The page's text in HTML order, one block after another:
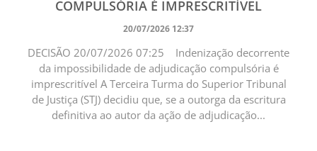
COMPULSÓRIA É IMPRESCRITÍVEL
20/07/2026 12:37
DECISÃO 20/07/2026 07:25 Indenização decorrente
da impossibilidade de adjudicação compulsória é
imprescritível A Terceira Turma do Superior Tribunal
de Justiça (STJ) decidiu que, se a outorga da escritura
definitiva ao autor da ação de adjudicação...